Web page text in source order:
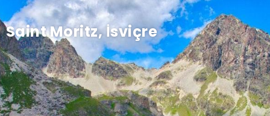
Saint Moritz, İsviçre